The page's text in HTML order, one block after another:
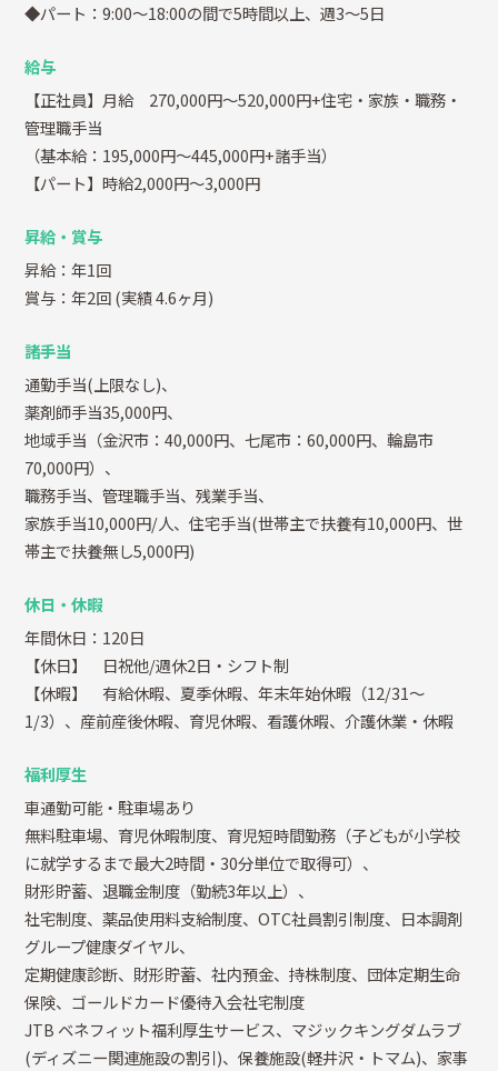
◆パート：9:00～18:00の間で5時間以上、週3～5日
給与
【正社員】月給 270,000円～520,000円+住宅・家族・職務・
管理職手当
（基本給：195,000円～445,000円+諸手当）
【パート】時給2,000円～3,000円
昇給・賞与
昇給：年1回
賞与：年2回(実績 4.6ヶ月)
諸手当
通勤手当(上限なし)、
薬剤師手当35,000円、
地域手当（金沢市：40,000円、七尾市：60,000円、輪島市
70,000円）、
職務手当、管理職手当、残業手当、
家族手当10,000円/人、住宅手当(世帯主で扶養有10,000円、世
帯主で扶養無し5,000円)
休日・休暇
年間休日：120日
【休日】 日祝他/週休2日・シフト制
【休暇】 有給休暇、夏季休暇、年末年始休暇（12/31～
1/3）、産前産後休暇、育児休暇、看護休暇、介護休業・休暇
福利厚生
車通勤可能・駐車場あり
無料駐車場、育児休暇制度、育児短時間勤務（子どもが小学校
に就学するまで最大2時間・30分単位で取得可）、
財形貯蓄、退職金制度（勤続3年以上）、
社宅制度、薬品使用料支給制度、OTC社員割引制度、日本調剤
グループ健康ダイヤル、
定期健康診断、財形貯蓄、社内預金、持株制度、団体定期生命
保険、ゴールドカード優待入会社宅制度
JTB ベネフィット福利厚生サービス、マジックキングダムラブ
(ディズニー関連施設の割引)、保養施設(軽井沢・トマム)、家事